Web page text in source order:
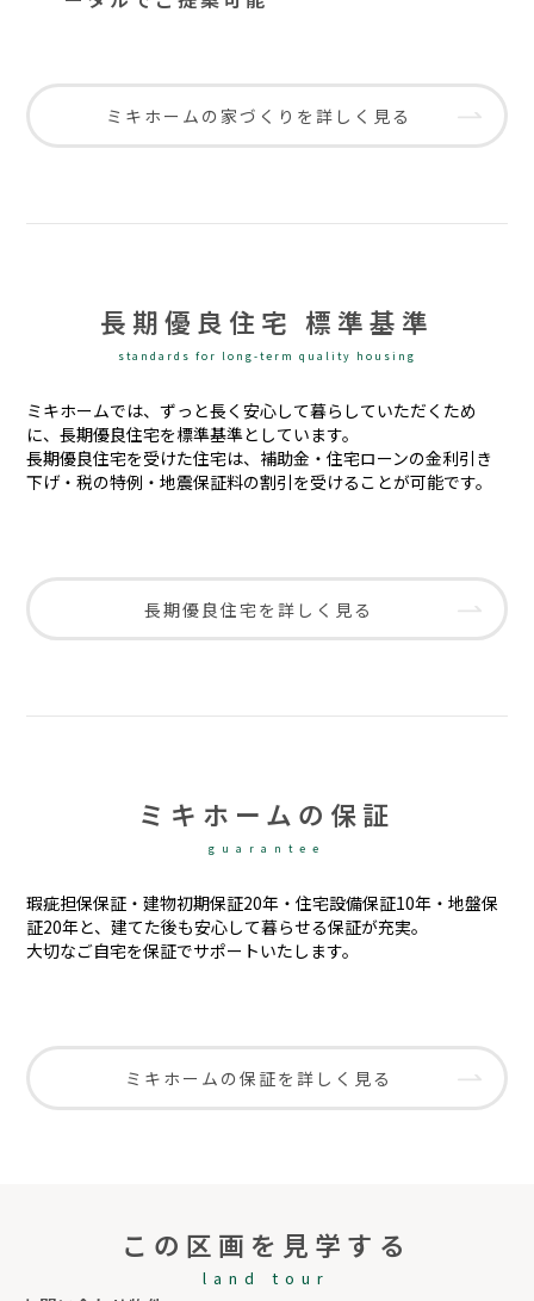
ミキホームの家づくりを詳しく見る
長期優良住宅 標準基準
standards for long-term quality housing
ミキホームでは、ずっと長く安心して暮らしていただくため
に、長期優良住宅を標準基準としています。
長期優良住宅を受けた住宅は、補助金・住宅ローンの金利引き
下げ・税の特例・地震保証料の割引を受けることが可能です。
長期優良住宅を詳しく見る
ミキホームの保証
guarantee
瑕疵担保保証・建物初期保証20年・住宅設備保証10年・地盤保
証20年と、建てた後も安心して暮らせる保証が充実。
大切なご自宅を保証でサポートいたします。
ミキホームの保証を詳しく見る
この区画を見学する
land tour